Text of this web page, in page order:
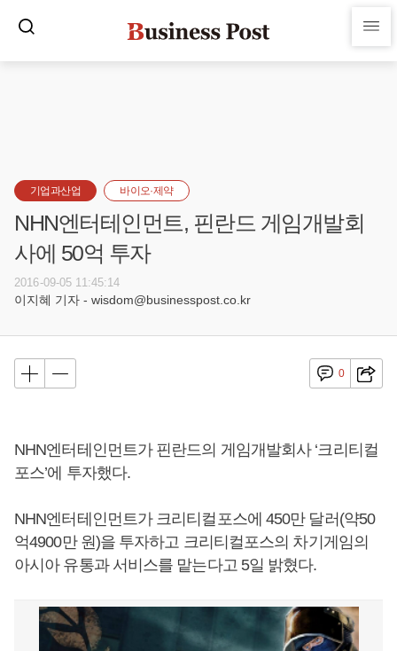
기업과산업 바이오·제약
NHN엔터테인먼트, 핀란드 게임개발회
사에 50억 투자
2016-09-05 11:45:14
이지혜 기자 - wisdom@businesspost.co.kr
0
NHN엔터테인먼트가 핀란드의 게임개발회사 ‘크리티컬
포스’에 투자했다.
NHN엔터테인먼트가 크리티컬포스에 450만 달러(약50
억4900만 원)을 투자하고 크리티컬포스의 차기게임의
아시아 유통과 서비스를 맡는다고 5일 밝혔다.